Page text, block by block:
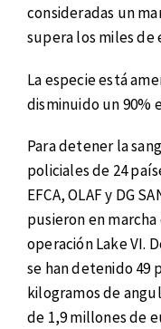
consideradas un
supera los miles de
La especie está
disminuido un 90%
Para detener la
policiales de 24
EFCA, OLAF y DG
pusieron en
operación Lake VI.
se han detenido 49
kilogramos de
de 1,9 millones de